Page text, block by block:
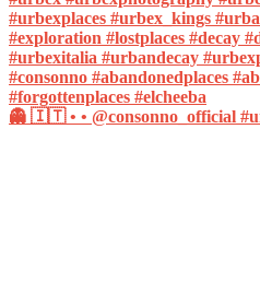
👻 🇮🇹 • • @consonno_official